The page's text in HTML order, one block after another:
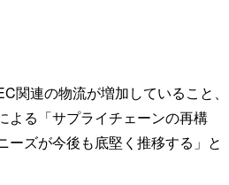
関連の物流が増加していること、
よる「サプライチェーンの再構
ズが今後も底堅く推移する」と